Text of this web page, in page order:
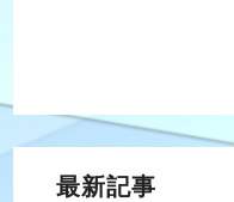
最新記事